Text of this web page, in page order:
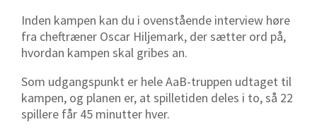
Inden kampen kan du i ovenstående interview høre
fra cheftræner Oscar Hiljemark, der sætter ord på,
hvordan kampen skal gribes an.
Som udgangspunkt er hele AaB-truppen udtaget til
kampen, og planen er, at spilletiden deles i to, så 22
spillere får 45 minutter hver.